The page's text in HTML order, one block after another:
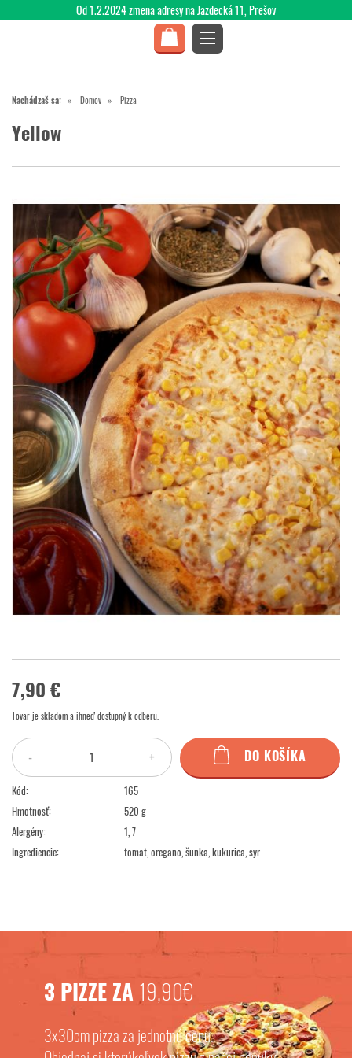
Nachádzaš sa: Domov Pizza
Yellow
7,90 €
Tovar je skladom a ihneď dostupný k odberu.
- + DO KOŠÍKA
Kód:
165
Hmotnosť:
520 g
Alergény:
1, 7
Ingrediencie:
tomat, oregano, šunka, kukurica, syr
3 PIZZE ZA 19,90€
3x30cm pizza za jednotnú cenu.
Od 1.2.2024 zmena adresy na Jazdecká 11, Prešov